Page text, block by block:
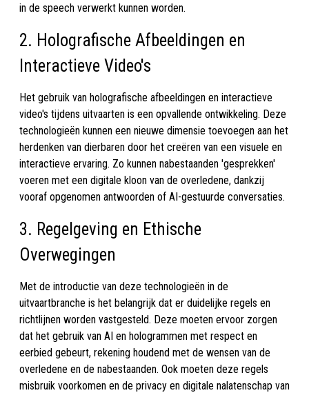
in de speech verwerkt kunnen worden.
2. Holografische Afbeeldingen en
Interactieve Video's
Het gebruik van holografische afbeeldingen en interactieve
video's tijdens uitvaarten is een opvallende ontwikkeling. Deze
technologieën kunnen een nieuwe dimensie toevoegen aan het
herdenken van dierbaren door het creëren van een visuele en
interactieve ervaring. Zo kunnen nabestaanden 'gesprekken'
voeren met een digitale kloon van de overledene, dankzij
vooraf opgenomen antwoorden of AI-gestuurde conversaties.
3. Regelgeving en Ethische
Overwegingen
Met de introductie van deze technologieën in de
uitvaartbranche is het belangrijk dat er duidelijke regels en
richtlijnen worden vastgesteld. Deze moeten ervoor zorgen
dat het gebruik van AI en hologrammen met respect en
eerbied gebeurt, rekening houdend met de wensen van de
overledene en de nabestaanden. Ook moeten deze regels
misbruik voorkomen en de privacy en digitale nalatenschap van